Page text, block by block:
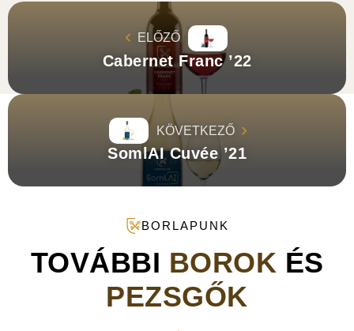
ELŐZŐ
Cabernet Franc ’22
KÖVETKEZŐ
SomlAI Cuvée ’21
BORLAPUNK
TOVÁBBI BOROK ÉS
PEZSGŐK